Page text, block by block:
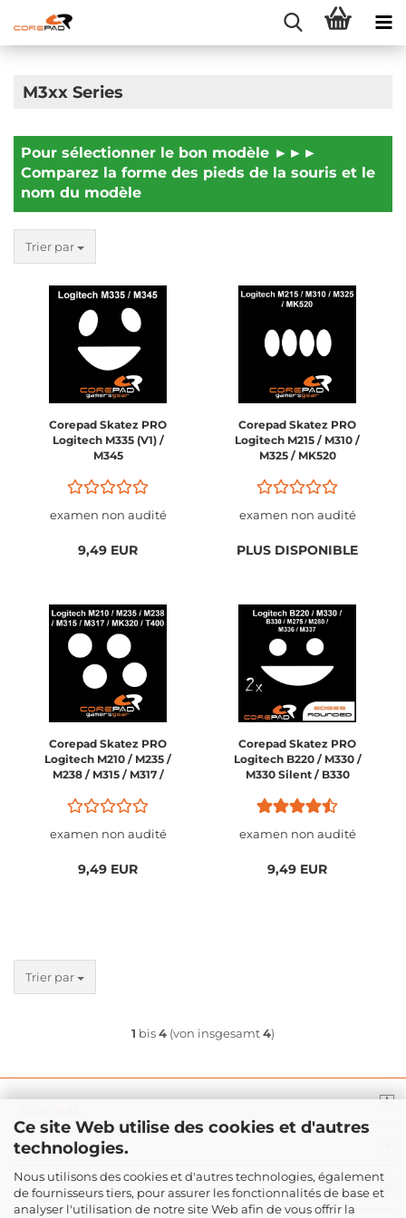
Ce site Web utilise des cookies et d'autres
technologies.
Nous utilisons des cookies et d'autres technologies, également
de fournisseurs tiers, pour assurer les fonctionnalités de base et
analyser l'utilisation de notre site Web afin de vous offrir la
M3xx Series
Pour sélectionner le bon modèle ►►►
Comparez la forme des pieds de la souris et le
nom du modèle
Trier par
Corepad Skatez PRO
Logitech M335 (V1) /
M345
examen non audité
9,49 EUR
Corepad Skatez PRO
Logitech M215 / M310 /
M325 / MK520
examen non audité
PLUS DISPONIBLE
Corepad Skatez PRO
Logitech M210 / M235 /
M238 / M315 / M317 /
examen non audité
9,49 EUR
Corepad Skatez PRO
Logitech B220 / M330 /
M330 Silent / B330
M275 / M280 / M336 /
examen non audité
9,49 EUR
Trier par
1 bis4 (von insgesamt4)
INFO
DROIT